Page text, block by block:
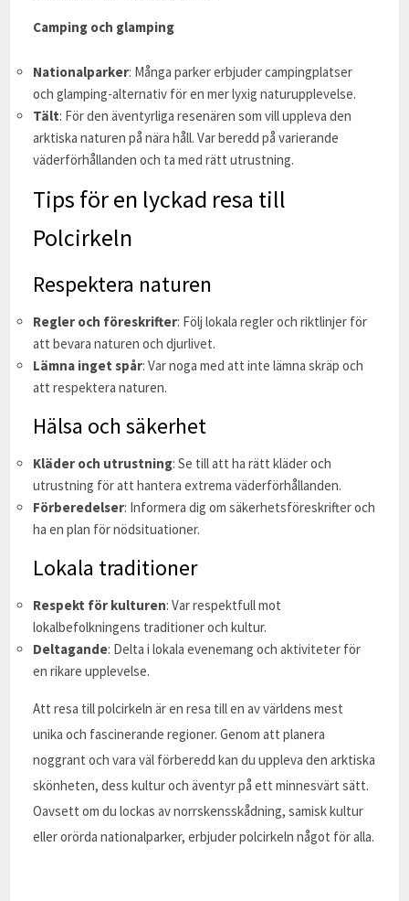
Camping och glamping
Nationalparker: Många parker erbjuder campingplatser
och glamping-alternativ för en mer lyxig naturupplevelse.
Tält: För den äventyrliga resenären som vill uppleva den
arktiska naturen på nära håll. Var beredd på varierande
väderförhållanden och ta med rätt utrustning.
Tips för en lyckad resa till
Polcirkeln
Respektera naturen
Regler och föreskrifter: Följ lokala regler och riktlinjer för
att bevara naturen och djurlivet.
Lämna inget spår: Var noga med att inte lämna skräp och
att respektera naturen.
Hälsa och säkerhet
Kläder och utrustning: Se till att ha rätt kläder och
utrustning för att hantera extrema väderförhållanden.
Förberedelser: Informera dig om säkerhetsföreskrifter och
ha en plan för nödsituationer.
Lokala traditioner
Respekt för kulturen: Var respektfull mot
lokalbefolkningens traditioner och kultur.
Deltagande: Delta i lokala evenemang och aktiviteter för
en rikare upplevelse.
Att resa till polcirkeln är en resa till en av världens mest
unika och fascinerande regioner. Genom att planera
noggrant och vara väl förberedd kan du uppleva den arktiska
skönheten, dess kultur och äventyr på ett minnesvärt sätt.
Oavsett om du lockas av norrskensskådning, samisk kultur
eller orörda nationalparker, erbjuder polcirkeln något för alla.